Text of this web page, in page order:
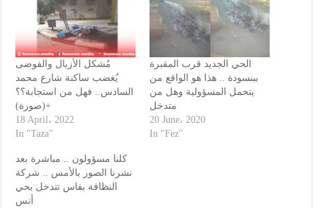
مُشكل الأزبال والفوضى
يُغضب ساكنة شارع محمد
السادس.. فهل من استجابة؟؟
+(صورة)
18 April، 2022
In "Taza"
الحي الجديد قرب المقبرة
ببنسودة .. هذا هو الواقع من
يتحمل المسؤولية وهل من
متدخل
20 June، 2020
In "Fez"
كلنا مسؤولون .. مباشرة بعد
نشرنا الصور بالأمس .. شركة
النظافة بفاس تتدخل بحي
أنس